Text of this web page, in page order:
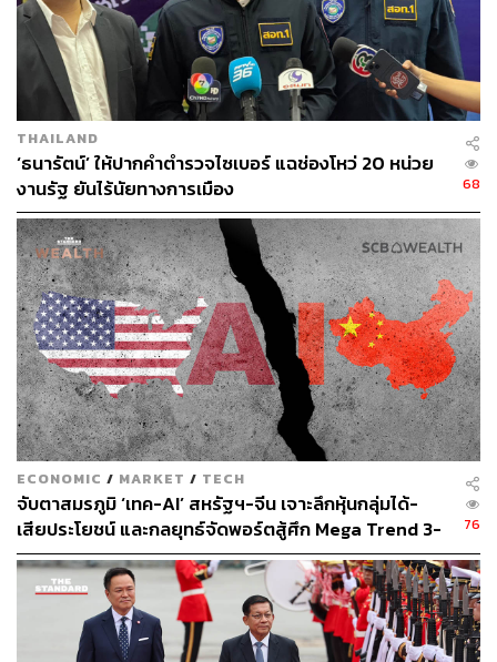
เมื่อถามย้ำว่า มีข้อกังวลว่าไม่อยากให้รัฐมนตรีโยนหรือผลัก
ภาระให้ข้าราชการประจำ หากต้องมีผู้รับผิดชอบ ไชยชนก
กล่าวว่า ไม่ใช่การโยนความรับผิดชอบ เพราะแต่ละฝ่ายมี
สัดส่วนความรับผิดชอบที่แตกต่างกัน สำหรับรัฐมนตรีคือการ
มอบนโยบายและติดตามให้โครงการดำเนินการอย่างมี
ประสิทธิภาพ และเป็นไปตามนโยบายของรัฐบาล พร้อมย้ำว่า
ในเมื่อรัฐมนตรีไม่ควรเข้าไปเกี่ยวข้องกับกระบวนการจัดซื้อ
จัดจ้าง ก็ไม่ควรเข้าไปเกี่ยวข้องในส่วนนั้น
TAGS: ปัญญาประดิษฐ์ (Artificial intelligence - AI)
กระทรวงดิจิทัลเพื่อเศรษฐกิจและสังคม
ทำเนียบรัฐบาล
ฝ่ายค้าน
ไชยชนก ชิดชอบ TH-AI Passport
167
ABOUT THE AUTHOR
THE STANDARD TEAM
กองบรรณาธิการ THE STANDARD
THAILAND
‘ธนารัตน์’ ให้ปากคำตำรวจไซเบอร์ แฉช่องโหว่ 20 หน่วย
งานรัฐ ยันไร้นัยทางการเมือง
68
ECONOMIC / MARKET / TECH
จับตาสมรภูมิ ‘เทค-AI’ สหรัฐฯ-จีน เจาะลึกหุ้นกลุ่มได้-
เสียประโยชน์ และกลยุทธ์จัดพอร์ตสู้ศึก Mega Trend 3-
5 ปีข้างหน้า
76